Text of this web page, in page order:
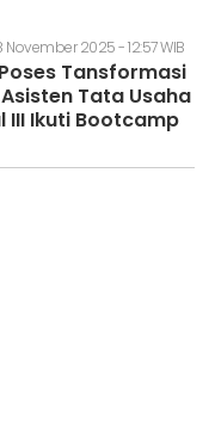
November 2025 - 12:57 WIB
Tansformasi
Tata Usaha
III Ikuti Bootcamp